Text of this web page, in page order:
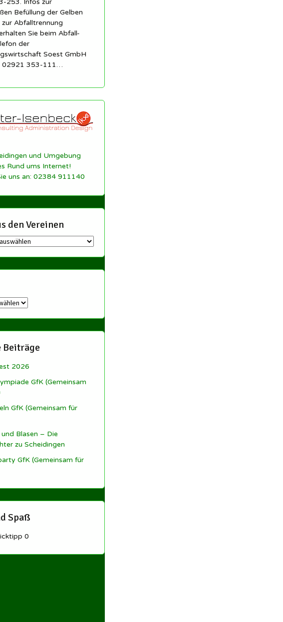
253. Infos zur
Befüllung der Gelben
zur Abfalltrennung
Sie beim Abfall-
der
Soest GmbH
02921 353-111…
und Umgebung
Rund ums Internet!
uns an: 02384 911140
den Vereinen
Beiträge
2026
GfK (Gemeinsam
GfK (Gemeinsam für
Blasen – Die
zu Scheidingen
GfK (Gemeinsam für
Spaß
0